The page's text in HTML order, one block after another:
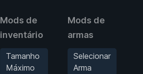
Mods de
inventário
Tamanho
Máximo
Mods de
armas
Selecionar
Arma